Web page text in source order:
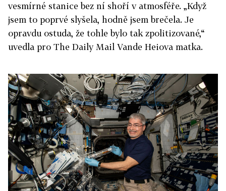
vesmírné stanice bez ní shoří v atmosféře. „Když
jsem to poprvé slyšela, hodně jsem brečela. Je
opravdu ostuda, že tohle bylo tak zpolitizované,“
uvedla pro The Daily Mail Vande Heiova matka.